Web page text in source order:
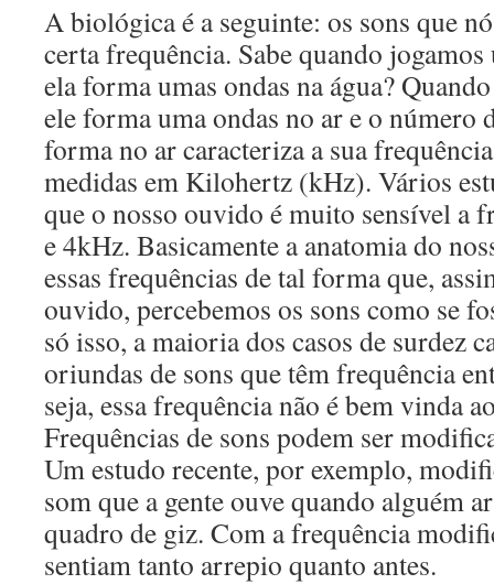
A biológica é a seguinte: os sons que
certa frequência. Sabe quando jogamos
ela forma umas ondas na água?
ele forma uma ondas no ar e o número
forma no ar caracteriza a sua
medidas em Kilohertz (kHz). Vários
que o nosso ouvido é muito sensível a
e 4kHz. Basicamente a anatomia do
essas frequências de tal forma que,
ouvido, percebemos os sons como se
só isso, a maioria dos casos de surdez
oriundas de sons que têm frequência
seja, essa frequência não é bem vinda
Frequências de sons podem ser
Um estudo recente, por exemplo,
som que a gente ouve quando alguém
quadro de giz. Com a frequência
sentiam tanto arrepio quanto antes.